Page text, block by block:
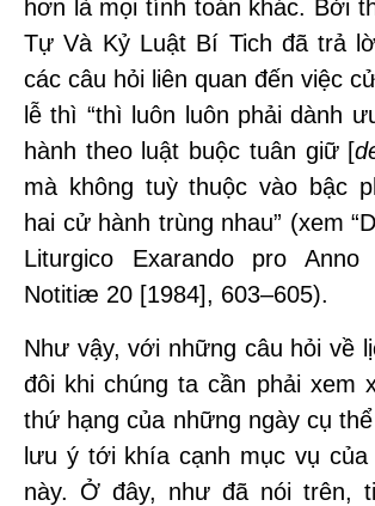
hơn là mọi tính toán khác. Bởi
Tự Và Kỷ Luật Bí Tich đã trả
các câu hỏi liên quan đến việc
lễ thì “thì luôn luôn phải dành
hành theo luật buộc tuân giữ [
mà không tuỳ thuộc vào bậc
hai cử hành trùng nhau” (xem
Liturgico Exarando pro Anno
Notitiæ 20 [1984], 603–605).
Như vậy, với những câu hỏi về
đôi khi chúng ta cần phải xem
thứ hạng của những ngày cụ
lưu ý tới khía cạnh mục vụ của
này. Ở đây, như đã nói trên,